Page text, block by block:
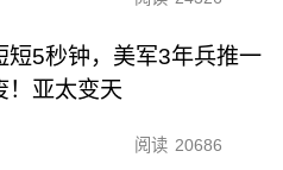
短5秒钟，美军3年兵推一
！亚太变天
阅读 20686